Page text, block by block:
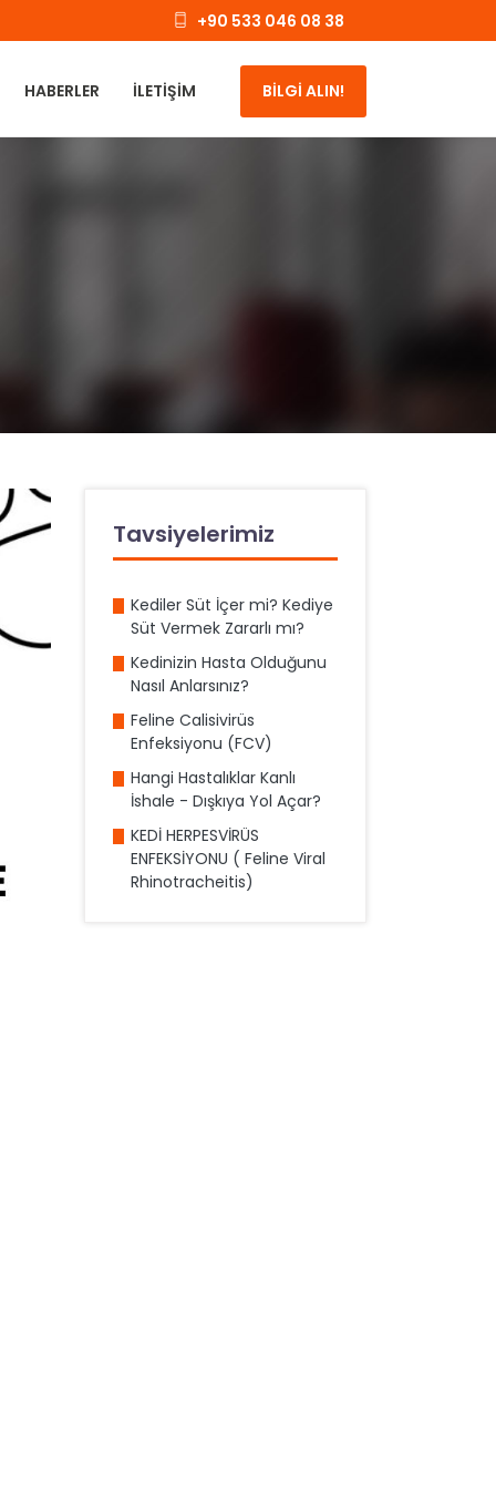
+90 533 046 08 38
HABERLER İLETIŞIM BİLGİ ALIN!
Tavsiyelerimiz
Kediler Süt İçer mi? Kediye
Süt Vermek Zararlı mı?
Kedinizin Hasta Olduğunu
Nasıl Anlarsınız?
Feline Calisivirüs
Enfeksiyonu (FCV)
Hangi Hastalıklar Kanlı
İshale - Dışkıya Yol Açar?
KEDİ HERPESVİRÜS
ENFEKSİYONU ( Feline Viral
Rhinotracheitis)